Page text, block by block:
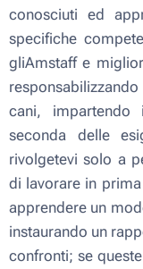
conosciuti ed
specifiche
gliAmstaff e
cani, impartendo
seconda delle
rivolgetevi solo a
di lavorare in
apprendere un
instaurando un
confronti; se